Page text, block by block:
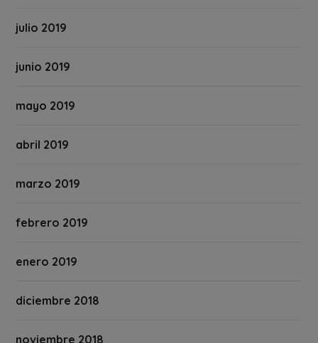
julio 2019
junio 2019
mayo 2019
abril 2019
marzo 2019
febrero 2019
enero 2019
diciembre 2018
noviembre 2018